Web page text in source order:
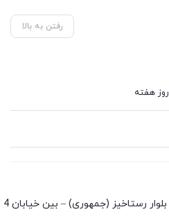
رفتن به بالا
شعبه اداری 1: کرج – گوهردشت – بلوار رستاخیز (جمهوری) – بین خیابان 4